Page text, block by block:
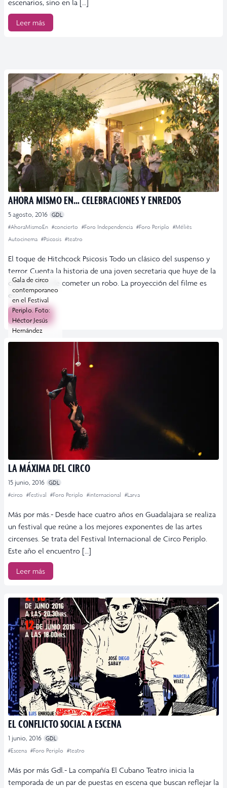
escenarios, sino en la […]
Leer más
AHORA MISMO EN… CELEBRACIONES Y ENREDOS
5 agosto, 2016 GDL
#AhoraMismoEn #concierto #Foro Independencia #Foro Periplo #Méliès
Autocinema #Psicosis #teatro
El toque de Hitchcock Psicosis Todo un clásico del suspenso y
terror. Cuenta la historia de una joven secretaria que huye de la
ciudad luego de cometer un robo. La proyección del filme es
este […]
Leer más
Gala de circo
contemporaneo
en el Festival
Periplo. Foto:
Héctor Jesús
Hernández
LA MÁXIMA DEL CIRCO
15 junio, 2016 GDL
#circo #festival #Foro Periplo #internacional #Larva
Más por más.- Desde hace cuatro años en Guadalajara se realiza
un festival que reúne a los mejores exponentes de las artes
circenses. Se trata del Festival Internacional de Circo Periplo.
Este año el encuentro […]
Leer más
EL CONFLICTO SOCIAL A ESCENA
1 junio, 2016 GDL
#Escena #Foro Periplo #teatro
Más por más Gdl.- La compañía El Cubano Teatro inicia la
temporada de un par de puestas en escena que buscan reflejar la